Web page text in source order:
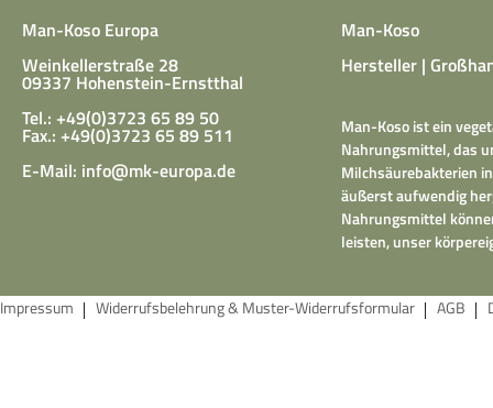
Man-Koso Europa
Weinkellerstraße 28
09337 Hohenstein-Ernstthal
Tel.: +49(0)3723 65 89 50
Fax.: +49(0)3723 65 89 511
E-Mail: info@mk-europa.de
Man-Koso
Hersteller |
Man-Koso ist ein
Nahrungsmittel, das
Milchsäurebakterien
äußerst aufwendig
Nahrungsmittel
leisten, unser
Impressum Widerrufsbelehrung & Muster-Widerrufsformular AGB